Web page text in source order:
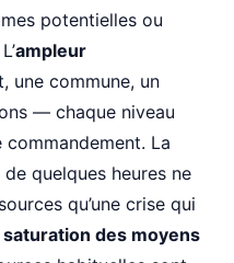
potentielles ou
ampleur
une commune, un
— chaque niveau
La
de quelques heures ne
qu’une crise qui
saturation des moyens